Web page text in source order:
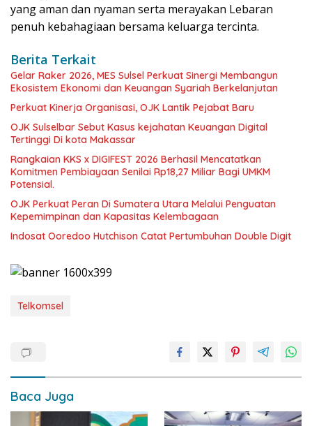
yang aman dan nyaman serta merayakan Lebaran
penuh kebahagiaan bersama keluarga tercinta.
Berita Terkait
Gelar Raker 2026, MES Sulsel Perkuat Sinergi Membangun
Ekosistem Ekonomi dan Keuangan Syariah Berkelanjutan
Perkuat Kinerja Organisasi, OJK Lantik Pejabat Baru
OJK Sulselbar Sebut Kasus kejahatan Keuangan Digital
Tertinggi Di kota Makassar
Rangkaian KKS x DIGIFEST 2026 Berhasil Mencatatkan
Komitmen Pembiayaan Senilai Rp18,27 Miliar Bagi UMKM
Potensial.
OJK Perkuat Peran Di Sumatera Utara Melalui Penguatan
Kepemimpinan dan Kapasitas Kelembagaan
Indosat Ooredoo Hutchison Catat Pertumbuhan Double Digit
Telkomsel
Baca Juga